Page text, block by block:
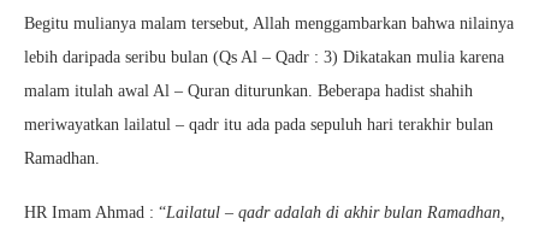
Begitu mulianya malam tersebut, Allah menggambarkan bahwa nilainya
lebih daripada seribu bulan (Qs Al – Qadr : 3) Dikatakan mulia karena
malam itulah awal Al – Quran diturunkan. Beberapa hadist shahih
meriwayatkan lailatul – qadr itu ada pada sepuluh hari terakhir bulan
Ramadhan.
HR Imam Ahmad : “Lailatul – qadr adalah di akhir bulan Ramadhan,